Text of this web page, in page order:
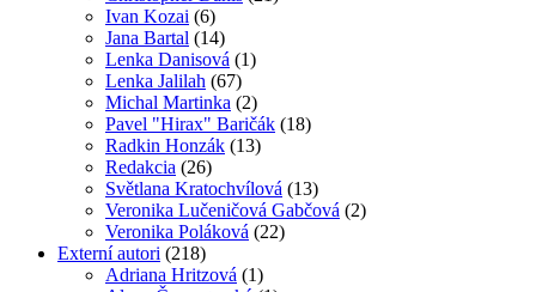
Ivan Kozai (6)
Jana Bartal (14)
Lenka Danisová (1)
Lenka Jalilah (67)
Michal Martinka (2)
Pavel "Hirax" Baričák (18)
Radkin Honzák (13)
Redakcia (26)
Světlana Kratochvílová (13)
Veronika Lučeničová Gabčová (2)
Veronika Poláková (22)
Externí autori (218)
Adriana Hritzová (1)